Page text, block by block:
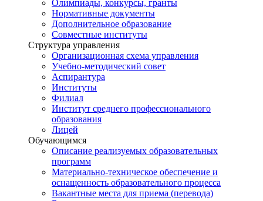
Олимпиады, конкурсы, гранты
Нормативные документы
Дополнительное образование
Совместные институты
Структура управления
Организационная схема управления
Учебно-методический совет
Аспирантура
Институты
Филиал
Институт среднего профессионального
образования
Лицей
Обучающимся
Описание реализуемых образовательных
программ
Материально-техническое обеспечение и
оснащенность образовательного процесса
Вакантные места для приема (перевода)